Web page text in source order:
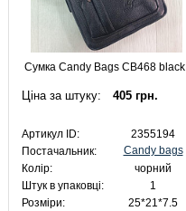
Сумка Candy Bags CB468 black
Ціна за штуку: 405 грн.
Артикул ID:
2355194
Постачальник:
Candy bags
Колір:
чорний
Штук в упаковці:
1
Розміри:
25*21*7.5